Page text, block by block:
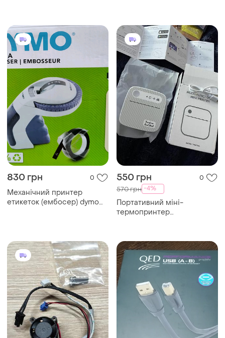
830 грн 0
Механічний принтер
етикеток (ембосер) dymo
550 грн 0
570 грн -4%
Портативний міні-
термопринтер
принтер)